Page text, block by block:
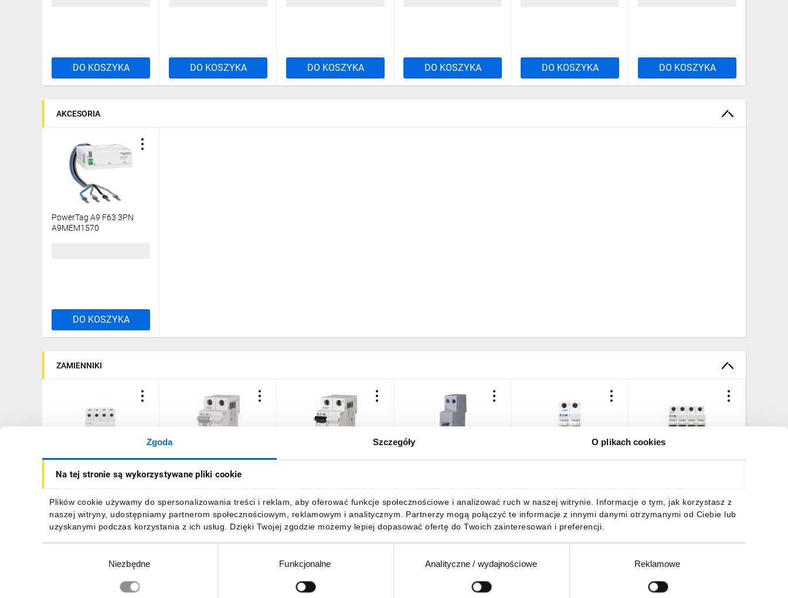
Zgoda Szczegóły O plikach cookies
Na tej stronie są wykorzystywane pliki cookie
Plików cookie używamy do spersonalizowania treści i reklam, aby oferować funkcje społecznościowe i analizować ruch w naszej witrynie. Informacje o tym, jak korzystasz z
naszej witryny, udostępniamy partnerom społecznościowym, reklamowym i analitycznym. Partnerzy mogą połączyć te informacje z innymi danymi otrzymanymi od Ciebie lub
uzyskanymi podczas korzystania z ich usług. Dzięki Twojej zgodzie możemy lepiej dopasować ofertę do Twoich zainteresowań i preferencji.
Niezbędne Funkcjonalne Analityczne / wydajnościowe Reklamowe
DO KOSZYKA DO KOSZYKA DO KOSZYKA DO KOSZYKA DO KOSZYKA DO KOSZYKA
AKCESORIA
PowerTag A9 F63 3PN
A9MEM1570
DO KOSZYKA
ZAMIENNIKI
Wyłącznik nadprądowy
3P+N C 32A 6kA AC xPole
149,01 zł brutto
Wyłącznik nadprądowy
1P+N C 32A 6kA AC xPole
75,95 zł brutto 70,00 zł brutto 61,70 złbrutto
DO KOSZYKA
126,26 złbrutto 247,83 zł brutto